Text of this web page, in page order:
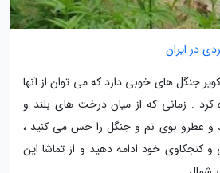
در ایران
جنگل های خوبی دارد که می توان از آنها
کرد . زمانی که از میان درخت های بلند و
و عطرو بوی نم و جنگل را حس می کنید ،
کنجکاوی خود ادامه دهید و از تماشا این